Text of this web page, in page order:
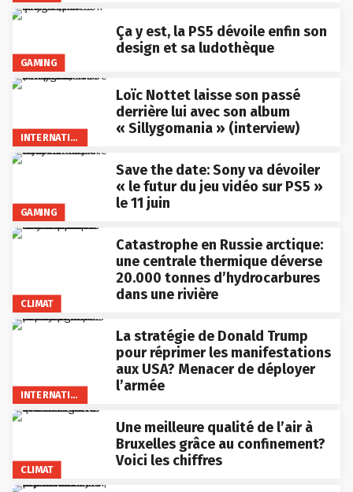
GAMING
Ça y est, la PS5 dévoile enfin son
design et sa ludothèque
INTERNATIONAL
Loïc Nottet laisse son passé
derrière lui avec son album
« Sillygomania » (interview)
GAMING
Save the date: Sony va dévoiler
« le futur du jeu vidéo sur PS5 »
le 11 juin
CLIMAT
Catastrophe en Russie arctique:
une centrale thermique déverse
20.000 tonnes d’hydrocarbures
dans une rivière
INTERNATIONAL
La stratégie de Donald Trump
pour réprimer les manifestations
aux USA? Menacer de déployer
l’armée
CLIMAT
Une meilleure qualité de l’air à
Bruxelles grâce au confinement?
Voici les chiffres